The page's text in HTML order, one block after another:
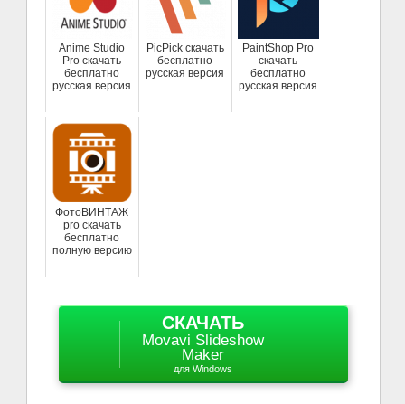
Anime Studio
Pro скачать
бесплатно
русская версия
PicPick скачать
бесплатно
русская версия
PaintShop Pro
скачать
бесплатно
русская версия
ФотоВИНТАЖ
pro скачать
бесплатно
полную версию
СКАЧАТЬ
Movavi Slideshow
Maker
для Windows